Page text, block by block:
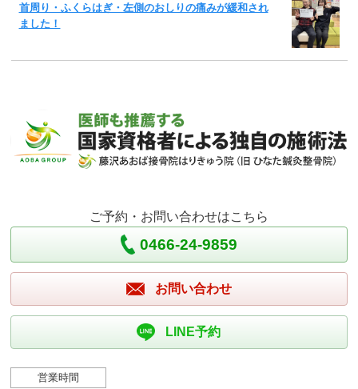
首周り・ふくらはぎ・左側のおしりの痛みが緩和され
ました！
ご予約・お問い合わせはこちら
0466-24-9859
お問い合わせ
LINE予約
営業時間